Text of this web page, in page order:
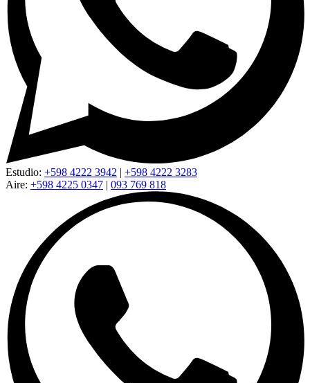
Estudio: +598 4222 3942 | +598 4222 3283
Aire: +598 4225 0347 | 093 769 818